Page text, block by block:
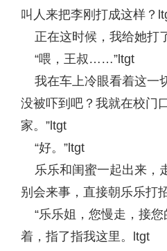
叫人来把李刚打成这样？
正在这时候，我给她打
“喂，王叔……”ltgt
我在车上冷眼看着这一
没被吓到吧？我就在校门
家。”ltgt
“好。”ltgt
乐乐和闺蜜一起出来，
别会来事，直接朝乐乐打
“乐乐姐，您慢走，接您
着，指了指我这里。ltgt